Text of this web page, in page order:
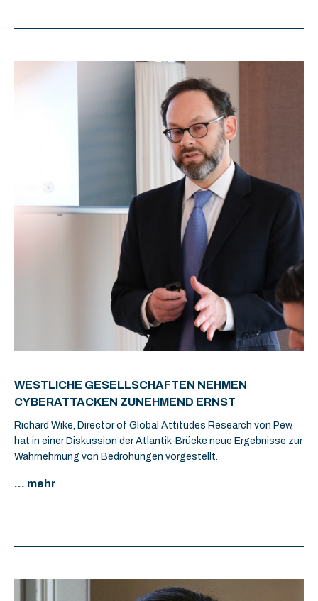
WESTLICHE GESELLSCHAFTEN NEHMEN
CYBERATTACKEN ZUNEHMEND ERNST
Richard Wike, Director of Global Attitudes Research von Pew,
hat in einer Diskussion der Atlantik-Brücke neue Ergebnisse zur
Wahrnehmung von Bedrohungen vorgestellt.
... mehr